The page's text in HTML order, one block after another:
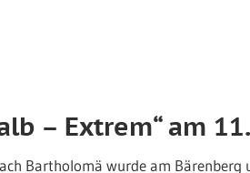
– Extrem“ am
Bartholomä wurde am